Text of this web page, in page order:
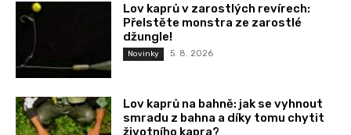
Lov kaprů v zarostlých revírech:
Přelstěte monstra ze zarostlé
džungle!
Novinky 5. 8. 2026
Lov kaprů na bahně: jak se vyhnout
smradu z bahna a díky tomu chytit
životního kapra?